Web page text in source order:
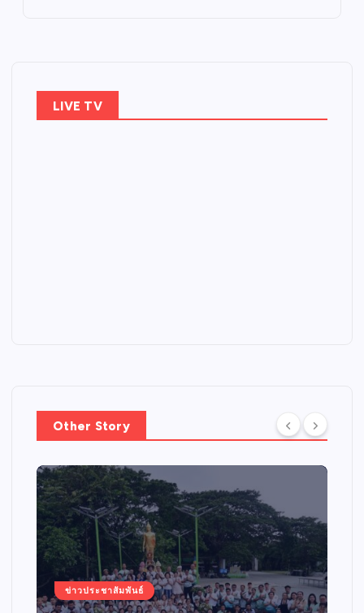
LIVE TV
Other Story
ข่าวประชาสัมพันธ์